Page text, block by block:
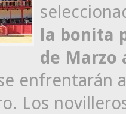
la bonita
de Marzo
enfrentarán
Los